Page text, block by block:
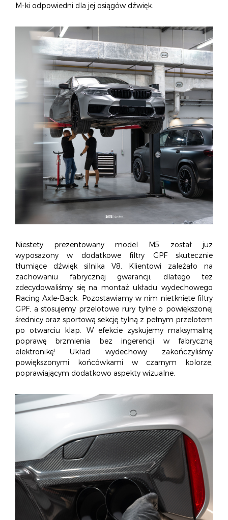
M-ki odpowiedni dla jej osiągów dźwięk.
Niestety prezentowany model M5 został już
wyposażony w dodatkowe filtry GPF skutecznie
tłumiące dźwięk silnika V8. Klientowi zależało na
zachowaniu fabrycznej gwarancji, dlatego też
zdecydowaliśmy się na montaż układu wydechowego
Racing Axle-Back. Pozostawiamy w nim nietknięte filtry
GPF, a stosujemy przelotowe rury tylne o powiększonej
średnicy oraz sportową sekcję tylną z pełnym przelotem
po otwarciu klap. W efekcie zyskujemy maksymalną
poprawę brzmienia bez ingerencji w fabryczną
elektronikę!Układ wydechowy zakończyliśmy
powiększonymi końcówkami w czarnym kolorze,
poprawiającym dodatkowo aspekty wizualne.